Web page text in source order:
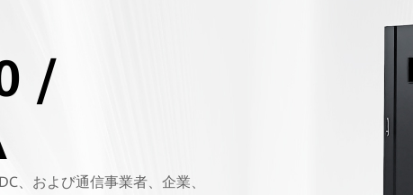
/
、および通信事業者、企業、